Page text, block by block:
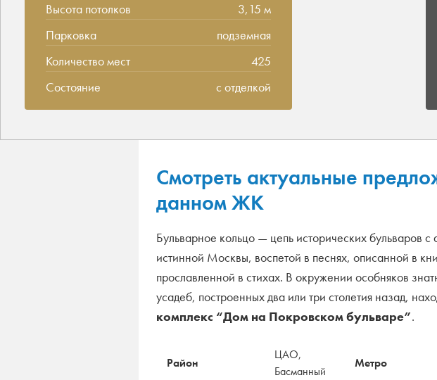
Высота потолков
3,15 м
Парковка
подземная
Количество мест
425
Состояние
с отделкой
Смотреть актуальные
данном ЖК
Бульварное кольцо — цепь исторических бульваров с
истинной Москвы, воспетой в песнях, описанной в
прославленной в стихах. В окружении особняков
усадеб, построенных два или три столетия назад,
комплекс “Дом на Покровском бульваре”.
Район
ЦАО,
Басманный
Метро